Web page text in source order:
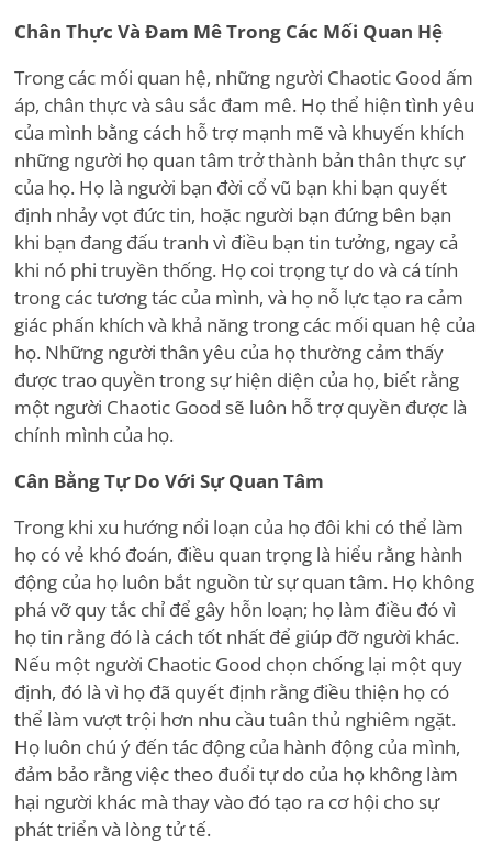
Chân Thực Và Đam Mê Trong Các Mối Quan Hệ
Trong các mối quan hệ, những người Chaotic Good ấm
áp, chân thực và sâu sắc đam mê. Họ thể hiện tình yêu
của mình bằng cách hỗ trợ mạnh mẽ và khuyến khích
những người họ quan tâm trở thành bản thân thực sự
của họ. Họ là người bạn đời cổ vũ bạn khi bạn quyết
định nhảy vọt đức tin, hoặc người bạn đứng bên bạn
khi bạn đang đấu tranh vì điều bạn tin tưởng, ngay cả
khi nó phi truyền thống. Họ coi trọng tự do và cá tính
trong các tương tác của mình, và họ nỗ lực tạo ra cảm
giác phấn khích và khả năng trong các mối quan hệ của
họ. Những người thân yêu của họ thường cảm thấy
được trao quyền trong sự hiện diện của họ, biết rằng
một người Chaotic Good sẽ luôn hỗ trợ quyền được là
chính mình của họ.
Cân Bằng Tự Do Với Sự Quan Tâm
Trong khi xu hướng nổi loạn của họ đôi khi có thể làm
họ có vẻ khó đoán, điều quan trọng là hiểu rằng hành
động của họ luôn bắt nguồn từ sự quan tâm. Họ không
phá vỡ quy tắc chỉ để gây hỗn loạn; họ làm điều đó vì
họ tin rằng đó là cách tốt nhất để giúp đỡ người khác.
Nếu một người Chaotic Good chọn chống lại một quy
định, đó là vì họ đã quyết định rằng điều thiện họ có
thể làm vượt trội hơn nhu cầu tuân thủ nghiêm ngặt.
Họ luôn chú ý đến tác động của hành động của mình,
đảm bảo rằng việc theo đuổi tự do của họ không làm
hại người khác mà thay vào đó tạo ra cơ hội cho sự
phát triển và lòng tử tế.